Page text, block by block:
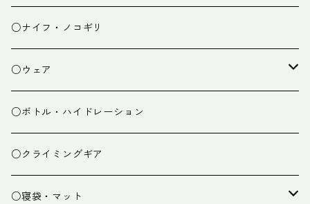
チェア
焚き火台
焚き火小物
○ナイフ・ノコギリ
○ウェア
ミドルレイヤー
ベースレイヤー
パンツ
○ボトル・ハイドレーション
○クライミングギア
○寝袋・マット